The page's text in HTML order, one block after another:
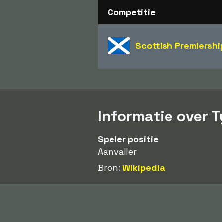
Competitie
Scottish
Informatie over
Speler positie
Aanvaller
Bron:Wikipedia